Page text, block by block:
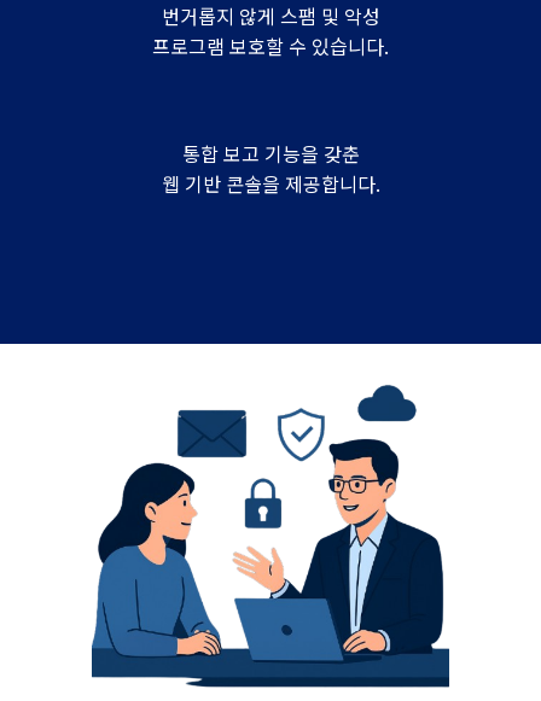
번거롭지 않게 스팸 및 악성
프로그램 보호할 수 있습니다.
통합 보고 기능을 갖춘
웹 기반 콘솔을 제공합니다.